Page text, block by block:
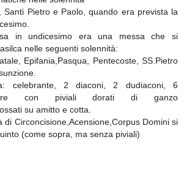
Santi Pietro e Paolo, quando era prevista la
in undicesimo era una messa che si
nelle seguenti solennità:
Epifania,Pasqua, Pentecoste, SS.Pietro
celebrante, 2 diaconi, 2 dudiaconi, 6
con piviali dorati di ganzo
su amitto e cotta.
di Circoncisione,Acensione,Corpus Domini si
(come sopra, ma senza piviali)